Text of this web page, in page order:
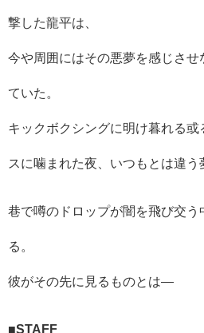
撃した龍平は、
今や周囲にはその悪夢を感じさせ
ていた。
キックボクシングに明け暮れる或
スに噛まれた夜、いつもとは違う
巷で噂のドロップが闇を飛び交
る。
彼がその先に見るものとは—
■STAFF